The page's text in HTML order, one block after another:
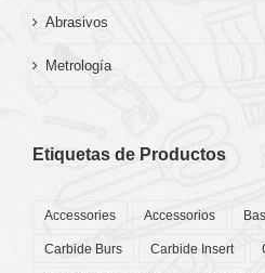
Abrasivos
Metrología
Etiquetas de Productos
Accessories Accessorios
Carbide Burs Carbide Insert